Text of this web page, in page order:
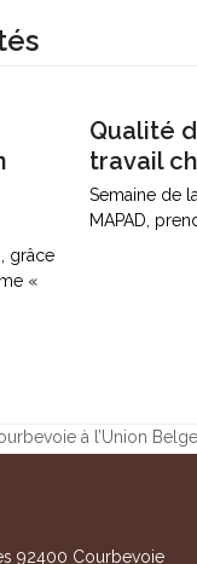
grâce
«
Qualité
travail
Semaine de
MAPAD,
à l’Union Belge
92400 Courbevoie